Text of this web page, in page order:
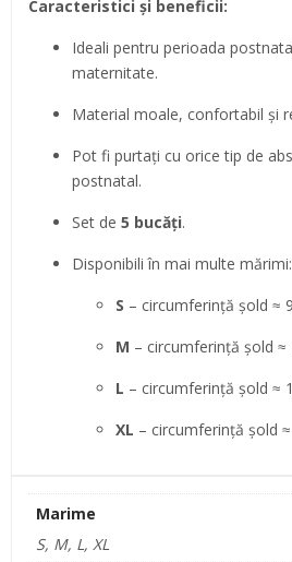
Caracteristici și beneficii:
Ideali pentru perioada
maternitate.
Material moale, confortabil și
Pot fi purtați cu orice tip de
postnatal.
Set de 5 bucăți.
Disponibili în mai multe mărimi:
S – circumferință șold ≈
M – circumferință șold ≈
L – circumferință șold ≈
XL – circumferință șold
Marime
S, M, L, XL